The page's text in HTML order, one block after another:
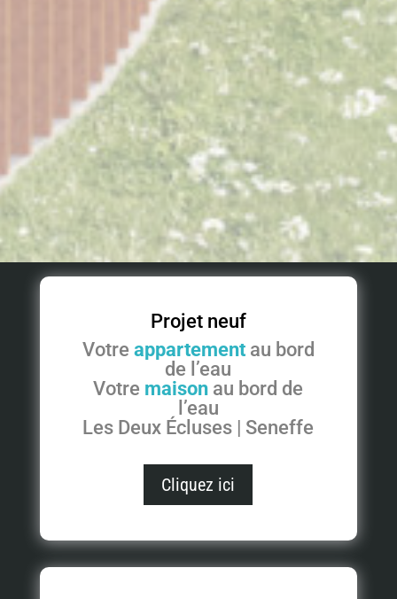
Projet neuf
Votre appartementau bord
de l’eau
Votre maison au bord de
l’eau
Les Deux Écluses | Seneffe
Cliquez ici